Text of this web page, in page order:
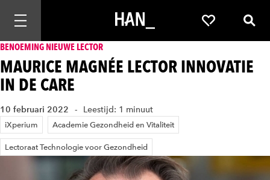
Mobiele navigatie openen Favorieten
BENOEMING NIEUWE LECTOR
MAURICE MAGNÉE LECTOR INNOVATIE
IN DE CARE
10 februari 2022 Leestijd: 1 minuut
iXperium Academie Gezondheid en Vitaliteit
Lectoraat Technologie voor Gezondheid